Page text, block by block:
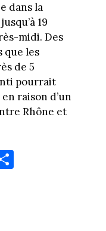
dans la
19
midi. Des
que les
de 5
pourrait
raison d’un
Rhône et
Pa